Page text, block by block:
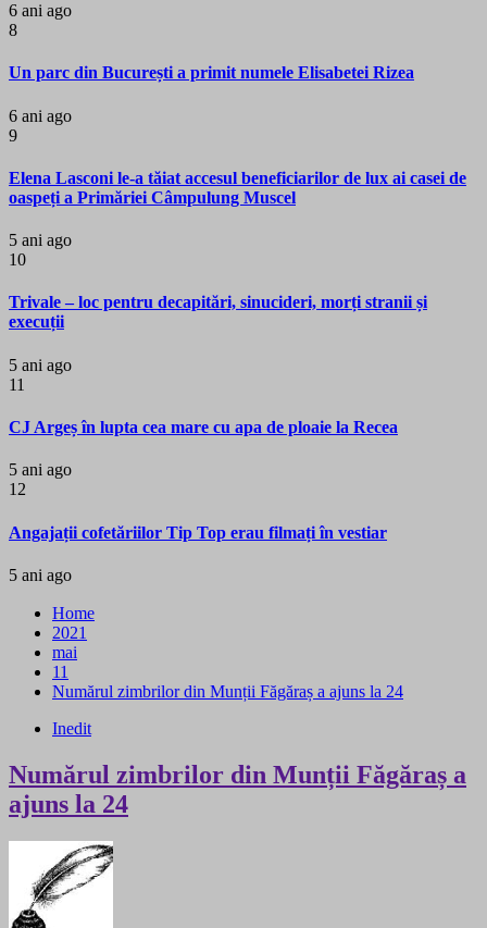
6 ani ago
8
Un parc din București a primit numele Elisabetei Rizea
6 ani ago
9
Elena Lasconi le-a tăiat accesul beneficiarilor de lux ai casei de
oaspeți a Primăriei Câmpulung Muscel
5 ani ago
10
Trivale – loc pentru decapitări, sinucideri, morți stranii și
execuții
5 ani ago
11
CJ Argeș în lupta cea mare cu apa de ploaie la Recea
5 ani ago
12
Angajații cofetăriilor Tip Top erau filmați în vestiar
5 ani ago
Home
2021
mai
11
Numărul zimbrilor din Munții Făgăraș a ajuns la 24
Inedit
Numărul zimbrilor din Munții Făgăraș a
ajuns la 24